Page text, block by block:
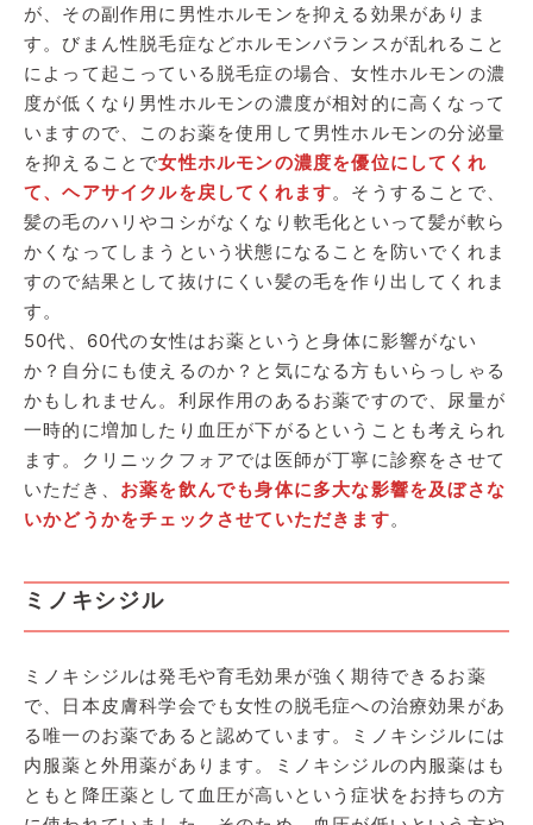
が、その副作用に男性ホルモンを抑える効果がありま
す。びまん性脱毛症などホルモンバランスが乱れること
によって起こっている脱毛症の場合、女性ホルモンの濃
度が低くなり男性ホルモンの濃度が相対的に高くなって
いますので、このお薬を使用して男性ホルモンの分泌量
を抑えることで女性ホルモンの濃度を優位にしてくれ
て、ヘアサイクルを戻してくれます。そうすることで、
髪の毛のハリやコシがなくなり軟毛化といって髪が軟ら
かくなってしまうという状態になることを防いでくれま
すので結果として抜けにくい髪の毛を作り出してくれま
す。
50代、60代の女性はお薬というと身体に影響がない
か？自分にも使えるのか？と気になる方もいらっしゃる
かもしれません。利尿作用のあるお薬ですので、尿量が
一時的に増加したり血圧が下がるということも考えられ
ます。クリニックフォアでは医師が丁寧に診察をさせて
いただき、 お薬を飲んでも身体に多大な影響を及ぼさな
いかどうかをチェックさせていただきます。
ミノキシジル
ミノキシジルは発毛や育毛効果が強く期待できるお薬
で、日本皮膚科学会でも女性の脱毛症への治療効果があ
る唯一のお薬であると認めています。ミノキシジルには
内服薬と外用薬があります。ミノキシジルの内服薬はも
ともと降圧薬として血圧が高いという症状をお持ちの方